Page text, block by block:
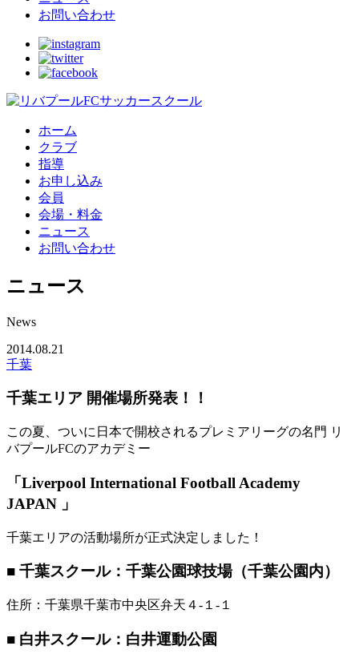
お問い合わせ
ホーム
クラブ
指導
お申し込み
会員
会場・料金
ニュース
お問い合わせ
ニュース
News
2014.08.21
千葉
千葉エリア 開催場所発表！！
この夏、ついに日本で開校されるプレミアリーグの名門 リ
バプールFCのアカデミー
「Liverpool International Football Academy
JAPAN 」
千葉エリアの活動場所が正式決定しました！
■ 千葉スクール：千葉公園球技場（千葉公園内）
住所：千葉県千葉市中央区弁天４-１-１
■ 白井スクール：白井運動公園